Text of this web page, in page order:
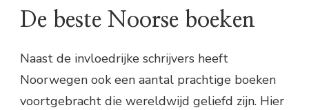
De beste Noorse boeken
Naast de invloedrijke schrijvers heeft
Noorwegen ook een aantal prachtige boeken
voortgebracht die wereldwijd geliefd zijn. Hier